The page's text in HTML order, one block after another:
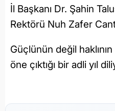
İl Başkanı Dr. Şahin
Rektörü Nuh Zafer
Güçlünün değil
öne çıktığı bir adli yıl